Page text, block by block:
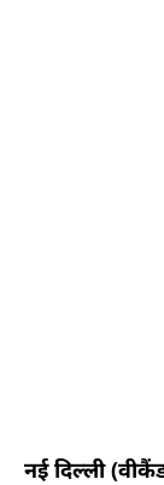
नई दिल्ली